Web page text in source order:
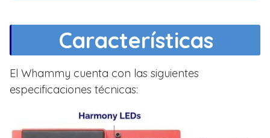
Características
El Whammy cuenta con las siguientes
especificaciones técnicas: